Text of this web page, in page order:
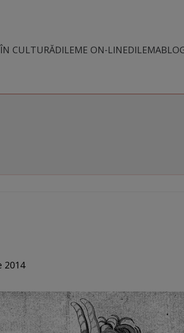
CULTURĂDILEME ON-LINE
2014